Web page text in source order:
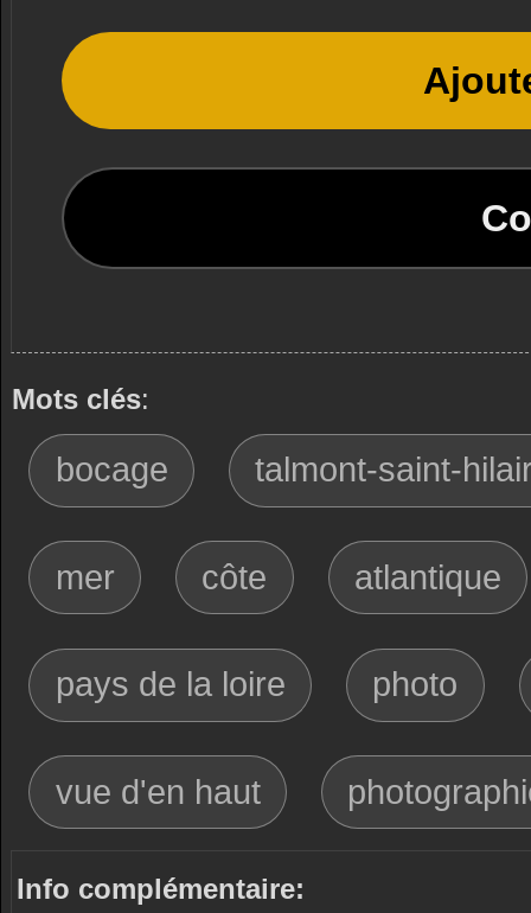
Mots clés:
bocage talmont-saint-
mer côte atlantique
pays de la loire photo
vue d'en haut
Info complémentaire: